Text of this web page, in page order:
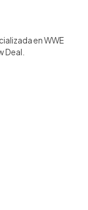
en WWE
Deal.